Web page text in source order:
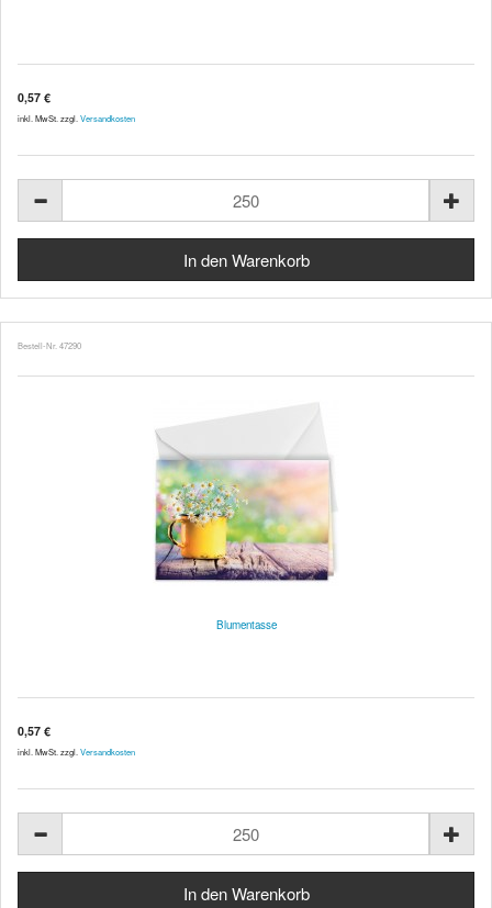
0,57 €
inkl. MwSt. zzgl. Versandkosten
Bestell-Nr. 47290
Blumentasse
0,57 €
inkl. MwSt. zzgl. Versandkosten